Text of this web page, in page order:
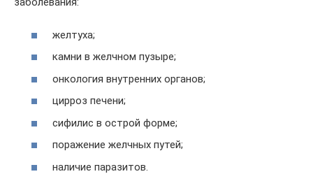
желтуха;
камни в желчном пузыре;
онкология внутренних органов;
цирроз печени;
сифилис в острой форме;
поражение желчных путей;
наличие паразитов.